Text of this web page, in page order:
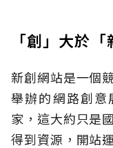
「創」大於
新創網站是一個
舉辦的網路創意
家，這大約只是
得到資源，開站